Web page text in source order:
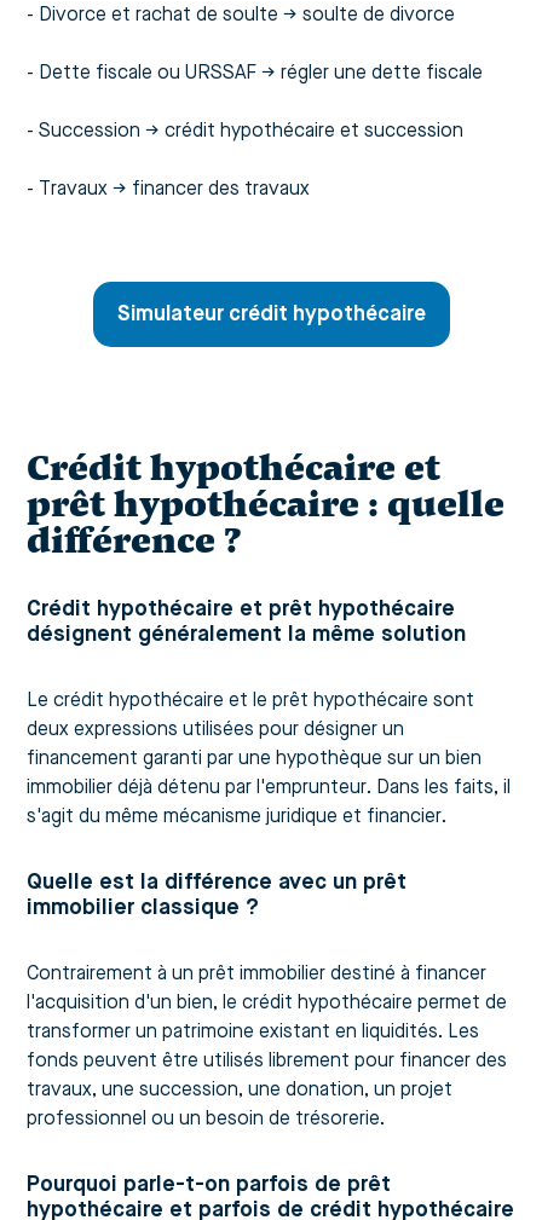
- Divorce et rachat de soulte →soulte de divorce
- Dette fiscale ou URSSAF →régler une dette fiscale
-Succession →crédit hypothécaire et succession
- Travaux → financer des travaux
Simulateur crédit hypothécaire
Crédit hypothécaire et
prêt hypothécaire : quelle
différence ?
Crédit hypothécaire et prêt hypothécaire
désignent généralement la même solution
Le crédit hypothécaire et le prêt hypothécaire sont
deux expressions utilisées pour désigner un
financement garanti par une hypothèque sur un bien
immobilier déjà détenu par l'emprunteur. Dans les faits, il
s'agit du même mécanisme juridique et financier.
Quelle est la différence avec un prêt
immobilier classique ?
Contrairement à un prêt immobilier destiné à financer
l'acquisition d'un bien, le crédit hypothécaire permet de
transformer un patrimoine existant en liquidités. Les
fonds peuvent être utilisés librement pour financer des
travaux, une succession, une donation, un projet
professionnel ou un besoin de trésorerie.
Pourquoi parle-t-on parfois de prêt
hypothécaire et parfois de crédit hypothécaire